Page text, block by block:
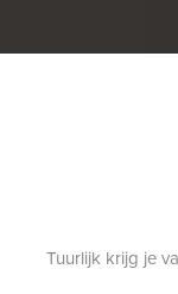
Tuurlijk krijg je